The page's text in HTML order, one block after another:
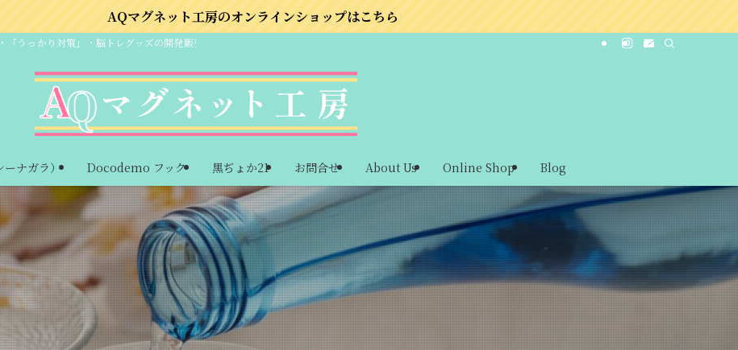
グネット工房のオンラインショップはこちら
うっかり対策」・脳トレグッズの開発販売
ナガラ） Docodemo フック 黒ぢょか21 お問合せ About Us Online Shop Blog